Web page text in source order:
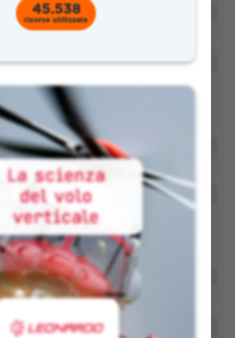
45.538
risorse utilizzate
DOMAIN
DURATION
www.educazioned
igitale.it
DOMAIN
DURATION
www.educazioned
igitale.it
2 giorni
DOMAIN